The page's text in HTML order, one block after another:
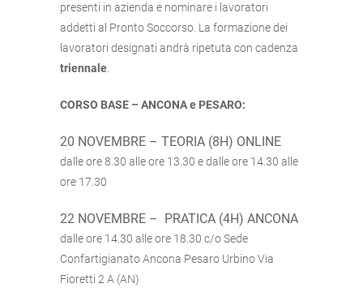
presenti in azienda e nominare i lavoratori
addetti al Pronto Soccorso. La formazione dei
lavoratori designati andrà ripetuta con cadenza
triennale
CORSO BASE – ANCONA e PESARO:
20 NOVEMBRE – TEORIA (8H) ONLINE
dalle ore 8.30 alle ore 13.30 e dalle ore 14.30 alle
ore 17.30
22 NOVEMBRE – PRATICA (4H) ANCONA
dalle ore 14.30 alle ore 18.30 c/o Sede
Confartigianato Ancona Pesaro Urbino Via
Fioretti 2 A (AN)